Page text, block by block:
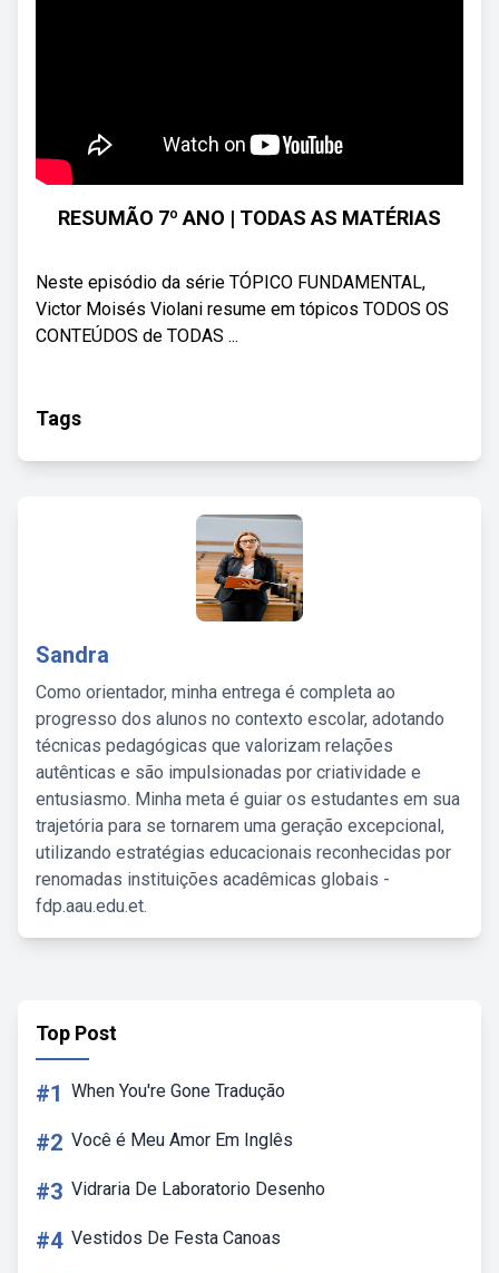
RESUMÃO 7º ANO | TODAS AS MATÉRIAS
Neste episódio da série TÓPICO FUNDAMENTAL,
Victor Moisés Violani resume em tópicos TODOS OS
CONTEÚDOS de TODAS ...
Tags
Sandra
Como orientador, minha entrega é completa ao
progresso dos alunos no contexto escolar, adotando
técnicas pedagógicas que valorizam relações
autênticas e são impulsionadas por criatividade e
entusiasmo. Minha meta é guiar os estudantes em sua
trajetória para se tornarem uma geração excepcional,
utilizando estratégias educacionais reconhecidas por
renomadas instituições acadêmicas globais -
fdp.aau.edu.et.
Top Post
#1 When You're Gone Tradução
#2 Você é Meu Amor Em Inglês
#3 Vidraria De Laboratorio Desenho
#4 Vestidos De Festa Canoas